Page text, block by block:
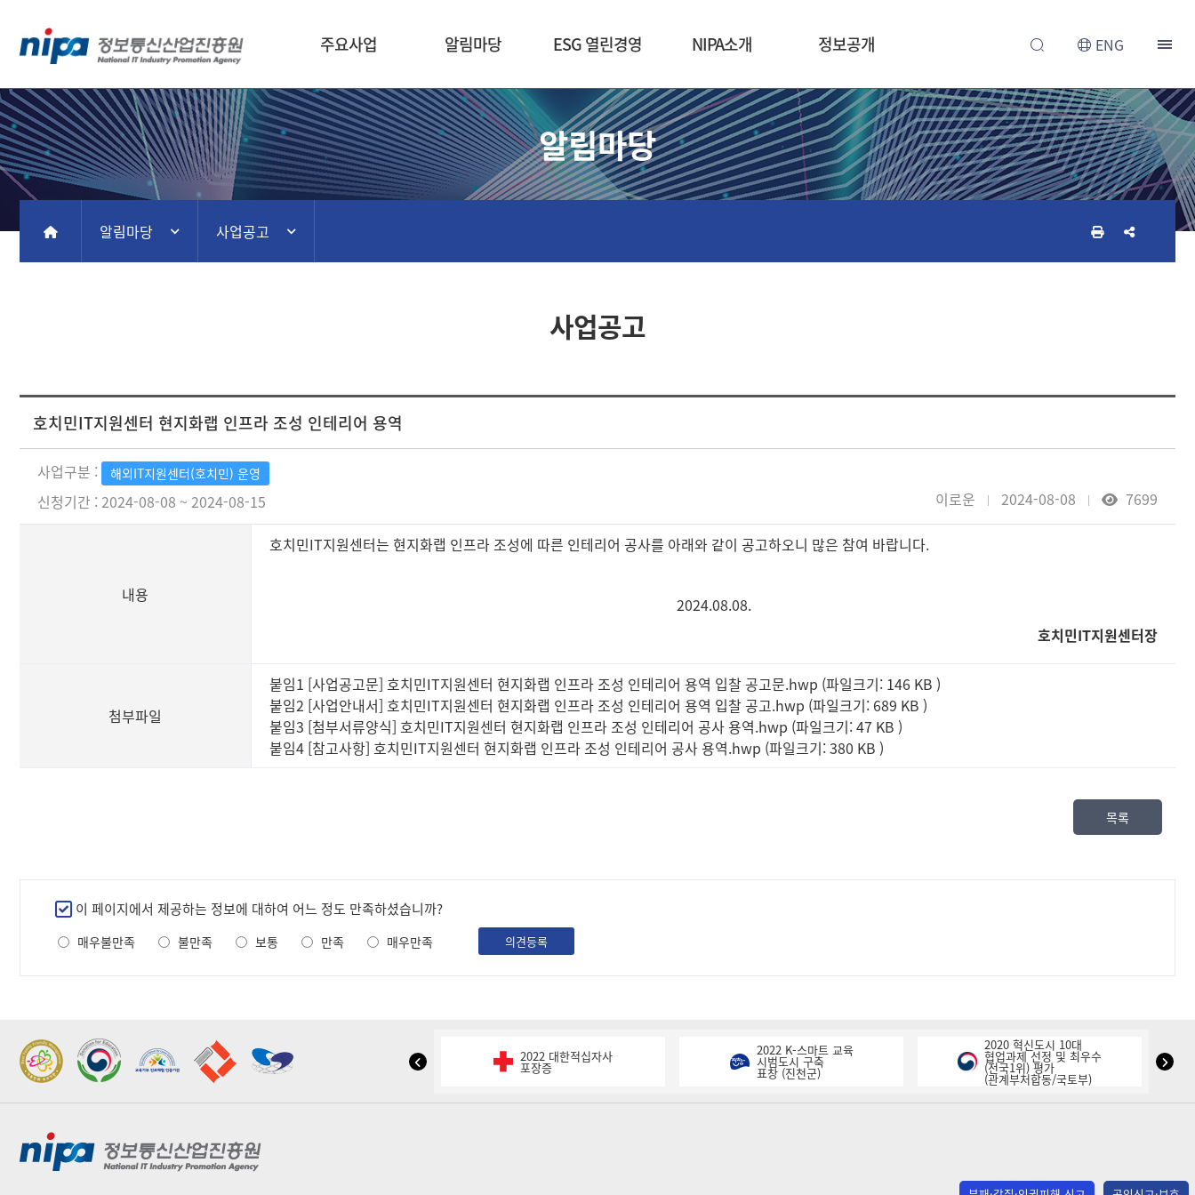
주요사업 알림마당 ESG 열린경영 NIPA소개 정보공개 ENG
알림마당
홈 알림마당 사업공고 인
쇄
기
공
유
기
사업공고
호치민IT지원센터 현지화랩 인프라 조성 인테리어 용역
사업구분 : 해외IT지원센터(호치민) 운영
신청기간 : 2024-08-08 ~ 2024-08-15 이로운 2024-08-08 7699
내용
호치민IT지원센터는 현지화랩 인프라 조성에 따른 인테리어 공사를 아래와 같이 공고하오니 많은 참여 바랍니다.
2024.08.08.
호치민IT지원센터장
첨부파일
붙임1 [사업공고문] 호치민IT지원센터 현지화랩 인프라 조성 인테리어 용역 입찰 공고문.hwp (파일크기: 146 KB )
붙임2 [사업안내서] 호치민IT지원센터 현지화랩 인프라 조성 인테리어 용역 입찰 공고.hwp (파일크기: 689 KB )
붙임3 [첨부서류양식] 호치민IT지원센터 현지화랩 인프라 조성 인테리어 공사 용역.hwp (파일크기: 47 KB )
붙임4 [참고사항] 호치민IT지원센터 현지화랩 인프라 조성 인테리어 공사 용역.hwp (파일크기: 380 KB )
목록
만
족
도
이 페이지에서 제공하는 정보에 대하여 어느 정도 만족하셨습니까?
매우불만족 불만족 보통 만족 매우만족 의견등록
NIPA
창
2022 가족친화우수기관
표창
2022 지역문제해결
플랫폼 표창
2022 대한적십자사
포장증
2022 K-스마트 교육
시범도시 구축
표창 (진천군)
2020 혁신도시 10대
협업과제 선정 및 최우수
(전국1위) 평가
(관계부처합동/국토부)
NIPA
창
라